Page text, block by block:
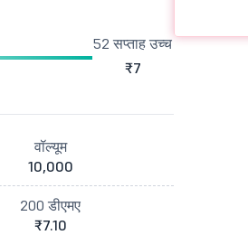
52 सप्ताह उच्च
₹7
वॉल्यूम
10,000
200 डीएमए
₹7.10